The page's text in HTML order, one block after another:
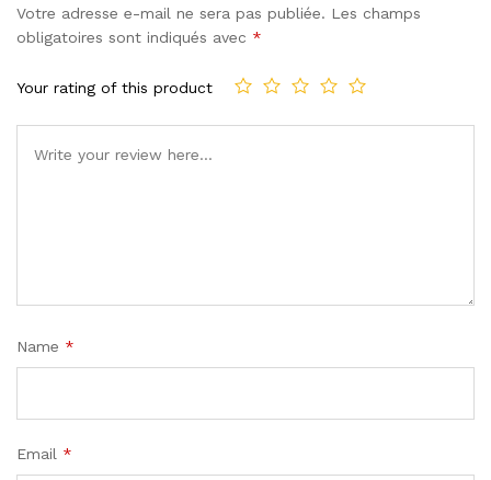
Votre adresse e-mail ne sera pas publiée. Les champs
obligatoires sont indiqués avec *
Your rating of this product
Name *
Email *